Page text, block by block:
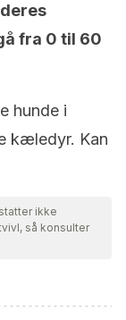
fra 0 til 60
hunde i
kæledyr. Kan
ikke
så konsulter